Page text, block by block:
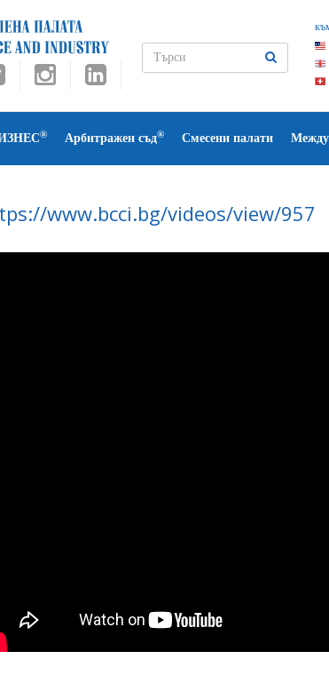
® Арбитражен съд® Смесени палати
www.bcci.bg/videos/view/957